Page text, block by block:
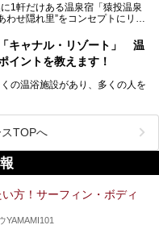
1軒だけある温泉宿「猿投温泉
せ隠れ里”をコンセプトにリニ
お風呂や、新設・改装された客
作られたお料理……。
キャナル・リゾート」 温
イントを教えます！
の温浴施設があり、多くの人を
きます！
や日帰り温泉が多く、「どこに
う方も多いと思います。
キャナル・リゾート」に出かけ
？
TOPへ
方！サーフィン・ボディ
YAMAMI101